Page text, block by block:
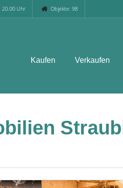
20.00 Uhr Objekte: 98
Kaufen Verkaufen